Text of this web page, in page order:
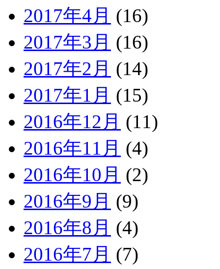
2017年4月 (16)
2017年3月 (16)
2017年2月 (14)
2017年1月 (15)
2016年12月 (11)
2016年11月 (4)
2016年10月 (2)
2016年9月 (9)
2016年8月 (4)
2016年7月 (7)